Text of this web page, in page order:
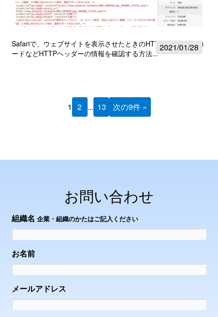
2021/01/28
Safariで、ウェブサイトを表示させたときのHTTPステータスコ
ードなどHTTPヘッダーの情報を確認する方法...
1 2 ... 13 次の9件 »
お問い合わせ
組織名 企業・組織のかたはご記入ください
お名前
メールアドレス